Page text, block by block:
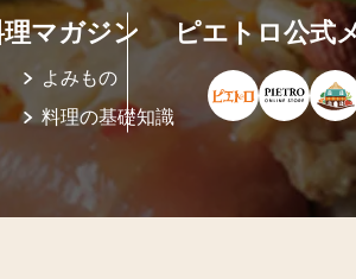
マガジン
よみもの
料理の基礎知識
ピエトロ公式
ピエトロ公式
ピエトピ